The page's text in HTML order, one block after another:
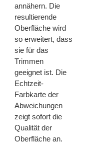
annähern. Die
resultierende
Oberfläche wird
so erweitert, dass
sie für das
Trimmen
geeignet ist. Die
Echtzeit-
Farbkarte der
Abweichungen
zeigt sofort die
Qualität der
Oberfläche an.